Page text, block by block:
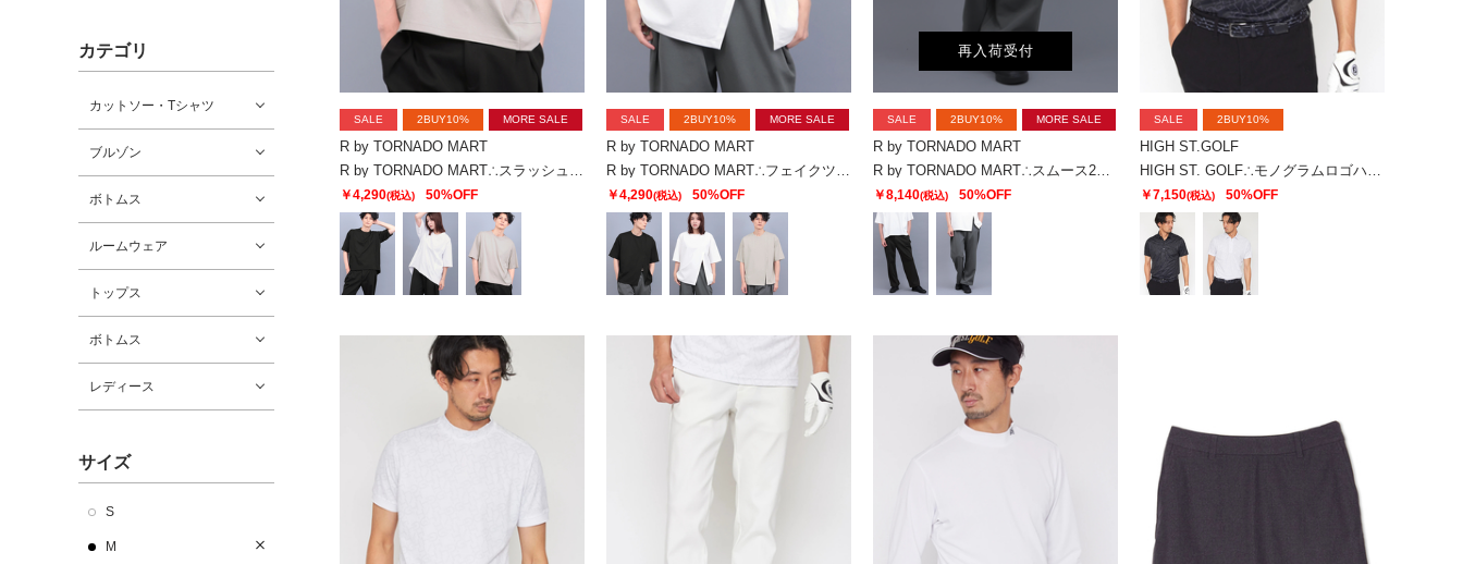
カテゴリ
カットソー・Tシャツ
ブルゾン
ボトムス
ルームウェア
トップス
ボトムス
レディース
サイズ
S
M
SALE 2BUY10% MORE SALE
R by TORNADO MART
￥4,290(税込) 50%OFF
SALE 2BUY10% MORE SALE
R by TORNADO MART
￥4,290(税込) 50%OFF
再入荷受付
SALE 2BUY10% MORE SALE
R by TORNADO MART
￥8,140(税込) 50%OFF
SALE 2BUY10%
HIGH ST.GOLF
￥7,150(税込) 50%OFF